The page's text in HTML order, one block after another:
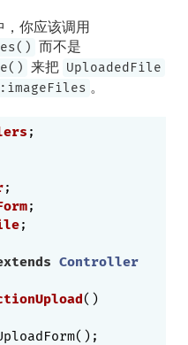
，你应该调用
而不是
来把 UploadedFile
。
;
;
Controller
()